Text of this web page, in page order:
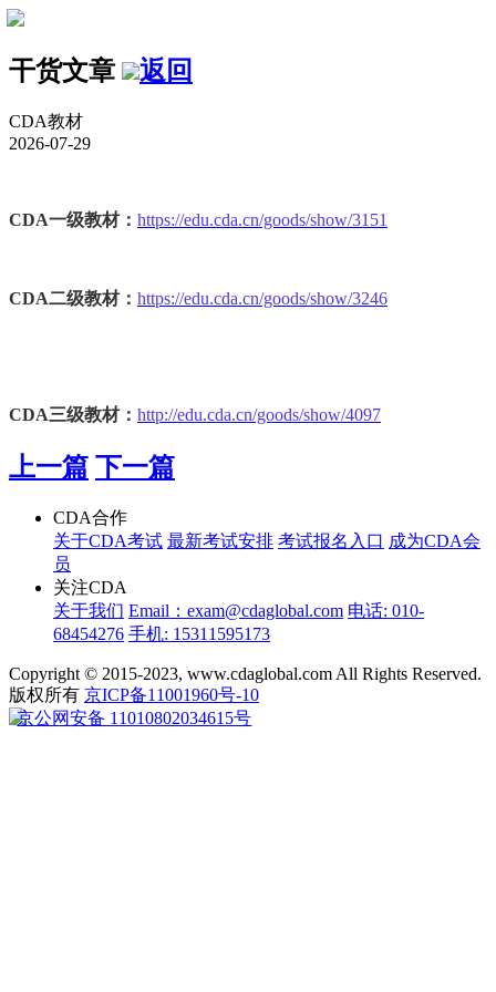
干货文章 返回
CDA教材
2026-07-29
CDA一级教材： https://edu.cda.cn/goods/show/3151
CDA二级教材： https://edu.cda.cn/goods/show/3246
CDA三级教材： http://edu.cda.cn/goods/show/4097
上一篇 下一篇
CDA合作
关于CDA考试 最新考试安排 考试报名入口 成为CDA会
员
关注CDA
关于我们 Email：exam@cdaglobal.com 电话: 010-
68454276 手机: 15311595173
Copyright © 2015-2023, www.cdaglobal.com All Rights Reserved.
版权所有 京ICP备11001960号-10
京公网安备 11010802034615号